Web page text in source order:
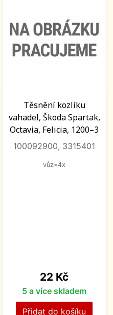
Těsnění kozlíku
vahadel, Škoda Spartak,
Octavia, Felicia, 1200–3
100092900, 3315401
vůz=4x
Cena
22 Kč
5 a více skladem
Přidat do košíku